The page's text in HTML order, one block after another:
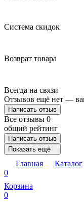
Система скидок
Возврат товара
Всегда на связи
Отзывов ещё нет —
Написать отзыв
Все отзывы 0
общий рейтинг
Написать отзыв
Показать ещё
Главная
Каталог
0
Корзина
0